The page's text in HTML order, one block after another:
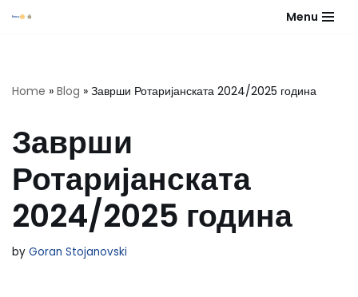
Menu
Home » Blog » Заврши Ротаријанската 2024/2025 година
Заврши
Ротаријанската
2024/2025 година
by Goran Stojanovski